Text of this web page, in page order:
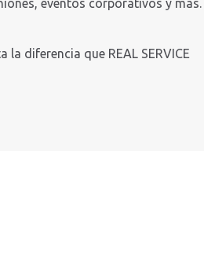
eventos corporativos y más.
diferencia que REAL SERVICE